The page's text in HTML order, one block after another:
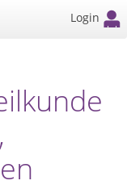
Login